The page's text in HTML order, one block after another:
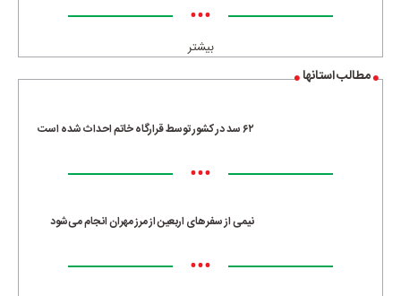
•••
بیشتر
مطالب استانها
۶۲ سد در کشور توسط قرارگاه خاتم احداث شده است
•••
نیمی از سفرهای اربعین از مرز مهران انجام می‌شود
•••